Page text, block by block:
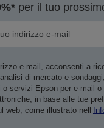
per il tuo
e-mail, acconsenti a
di mercato e
servizi Epson per e-mail o
in base alle tue
web, come illustrato nell’